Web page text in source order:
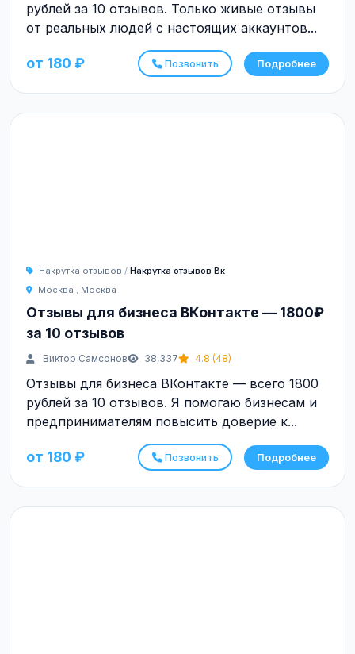
рублей за 10 отзывов. Только живые отзывы
от реальных людей с настоящих аккаунтов...
от 180 ₽ Позвонить Подробнее
Накрутка отзывов / Накрутка отзывов Вк
Москва , Москва
Отзывы для бизнеса ВКонтакте — 1800₽
за 10 отзывов
Виктор Самсонов 38,337 4.8 (48)
Отзывы для бизнеса ВКонтакте — всего 1800
рублей за 10 отзывов. Я помогаю бизнесам и
предпринимателям повысить доверие к...
от 180 ₽ Позвонить Подробнее